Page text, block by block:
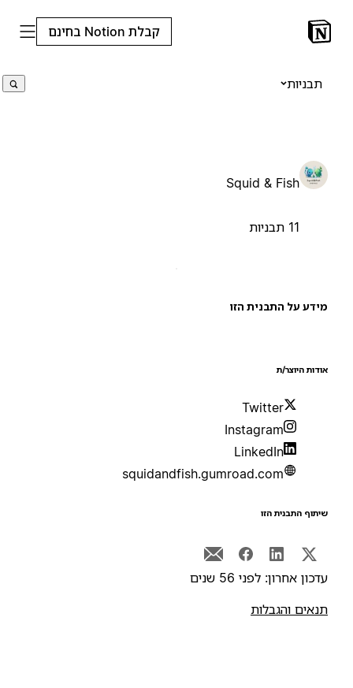
קבלת Notion בחינם
תבניות
Squid & Fish
על התבנית הזו
היוצר/ת
Twitter
Instagram
LinkedIn
squidandfish.gumroad.com
התבנית הזו
אחרון: לפני 56 שנים
והגבלות